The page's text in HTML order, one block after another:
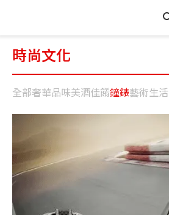
時尚文化
全部奢華品味美酒佳餚鐘錶藝術生活